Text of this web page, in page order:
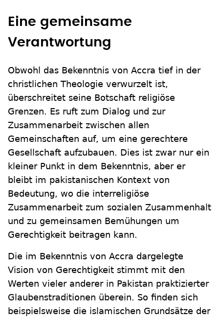
Eine gemeinsame
Verantwortung
Obwohl das Bekenntnis von Accra tief in der
christlichen Theologie verwurzelt ist,
überschreitet seine Botschaft religiöse
Grenzen. Es ruft zum Dialog und zur
Zusammenarbeit zwischen allen
Gemeinschaften auf, um eine gerechtere
Gesellschaft aufzubauen. Dies ist zwar nur ein
kleiner Punkt in dem Bekenntnis, aber er
bleibt im pakistanischen Kontext von
Bedeutung, wo die interreligiöse
Zusammenarbeit zum sozialen Zusammenhalt
und zu gemeinsamen Bemühungen um
Gerechtigkeit beitragen kann.
Die im Bekenntnis von Accra dargelegte
Vision von Gerechtigkeit stimmt mit den
Werten vieler anderer in Pakistan praktizierter
Glaubenstraditionen überein. So finden sich
beispielsweise die islamischen Grundsätze der